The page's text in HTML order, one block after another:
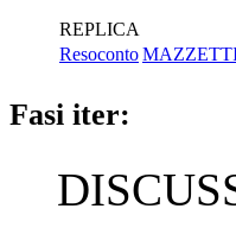
REPLICA
Resoconto
Fasi iter: